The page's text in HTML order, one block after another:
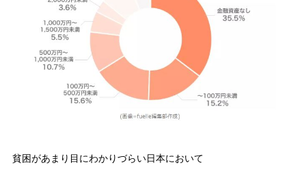
貧困があまり目にわかりづらい日本において